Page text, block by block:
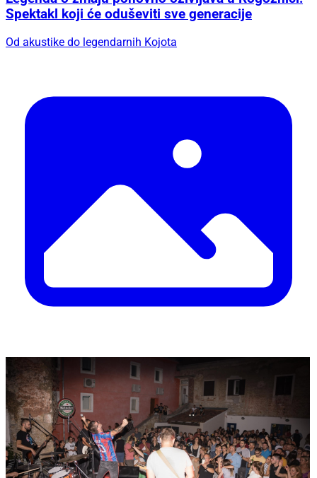
Spektakl koji će oduševiti sve generacije
Od akustike do legendarnih Kojota